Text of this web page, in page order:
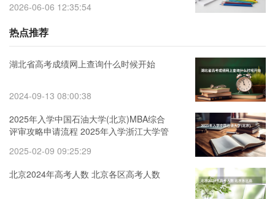
2026-06-06 12:35:54
热点推荐
湖北省高考成绩网上查询什么时候开始
2024-09-13 08:00:38
2025年入学中国石油大学(北京)MBA综合
评审攻略申请流程 2025年入学浙江大学管
2025-02-09 09:25:29
北京2024年高考人数 北京各区高考人数